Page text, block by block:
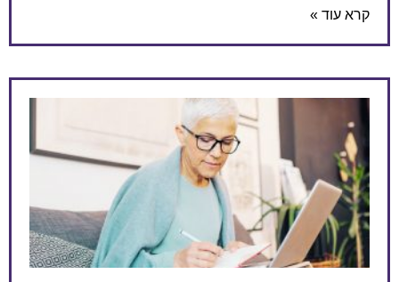
קרא עוד »